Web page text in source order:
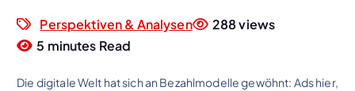
Perspektiven & Analysen
288 views
5 minutes Read
Die digitale Welt hat sich an Bezahlmodelle gewöhnt: Ads hier,